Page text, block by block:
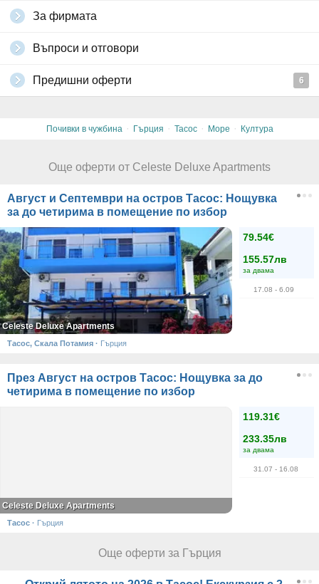
За фирмата
Въпроси и отговори
Предишни оферти 6
Почивки в чужбина · Гърция · Тасос · Море · Култура
Още оферти от Celeste Deluxe Apartments
Август и Септември на остров Тасос: Нощувка
за до четирима в помещение по избор
79.54€
155.57лв
за двама
17.08 - 6.09
Celeste Deluxe Apartments
Тасос, Скала Потамия · Гърция
През Август на остров Тасос: Нощувка за до
четирима в помещение по избор
119.31€
233.35лв
за двама
31.07 - 16.08
Celeste Deluxe Apartments
Тасос · Гърция
Още оферти за Гърция